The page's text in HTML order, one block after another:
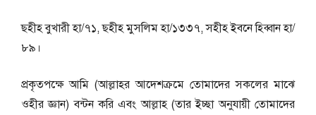
ছহীহ বুখারী হা/৭১, ছহীহ মুসলিম হা/১৩৩৭, সহীহ ইবনে হিব্বান হা/
৮৯।
প্রকৃতপক্ষে আমি (আল্লাহর আদেশক্রমে তোমাদের সকলের মাঝে
ওহীর জ্ঞান) বন্টন করি এবং আল্লাহ (তার ইচ্ছা অনুযায়ী তোমাদের